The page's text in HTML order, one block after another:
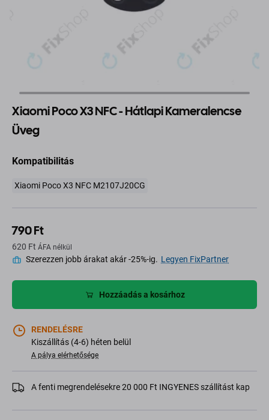
Xiaomi Poco X3 NFC - Hátlapi Kameralencse
Üveg
Kompatibilitás
Xiaomi Poco X3 NFC M2107J20CG
790 Ft
620 Ft ÁFA nélkül
Szerezzen jobb árakat akár -25%-ig. Legyen FixPartner
Hozzáadás a kosárhoz
RENDELÉSRE
Kiszállítás (4-6) héten belül
A pálya elérhetősége
A fenti megrendelésekre 20 000 Ft INGYENES szállítást kap